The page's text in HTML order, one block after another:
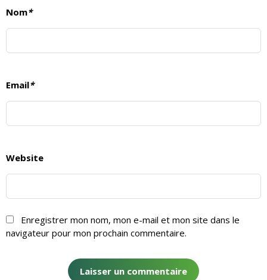
Nom*
Email*
Website
Enregistrer mon nom, mon e-mail et mon site dans le
navigateur pour mon prochain commentaire.